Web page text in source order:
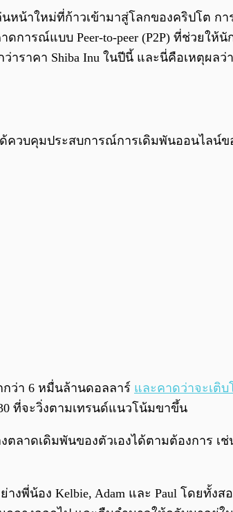
หน้าใหม่ที่ก้าวเข้ามาสู่โลกของคริปโต ก
การณ์แบบ Peer-to-peer (P2P) ที่ช่วยใ
าราคา Shiba Inu ในปีนี้ และนี่คือเหตุผลว่
วบคุมประสบการณ์การเดิมพันออนไลน์
ว่า 6 หมื่นล้านดอลลาร์ และคาดว่าจะเติบ
ที่จะวิ่งตามเทรนด์แนวโน้มขาขึ้น
งตลาดเดิมพันของตัวเองได้ตามต้องกา
พี่น้อง Kelbie, Adam และ Paul โดยทั้ง